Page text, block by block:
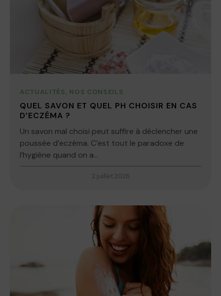
ACTUALITÉS, NOS CONSEILS
QUEL SAVON ET QUEL PH CHOISIR EN CAS
D’ECZÉMA ?
Un savon mal choisi peut suffire à déclencher une
poussée d’eczéma. C’est tout le paradoxe de
l’hygiène quand on a...
2 juillet 2026